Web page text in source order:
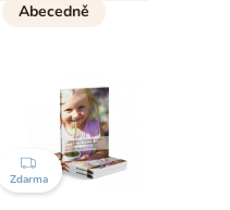
Abecedně
ZDARMA
Zdarma